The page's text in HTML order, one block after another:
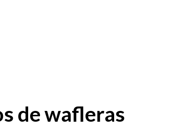
de wafleras